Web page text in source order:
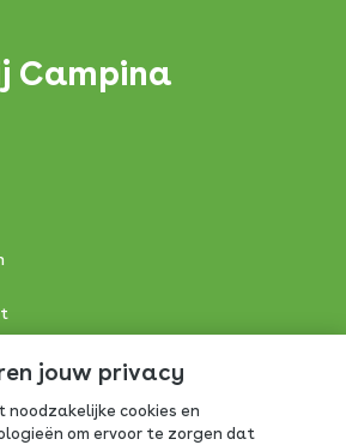
Campina
FrieslandCampina:
jouw privacy
noodzakelijke cookies en
om ervoor te zorgen dat